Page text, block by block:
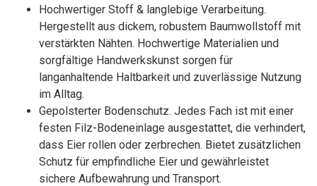
Hochwertiger Stoff & langlebige Verarbeitung.
Hergestellt aus dickem, robustem Baumwollstoff mit
verstärkten Nähten. Hochwertige Materialien und
sorgfältige Handwerkskunst sorgen für
langanhaltende Haltbarkeit und zuverlässige Nutzung
im Alltag.
Gepolsterter Bodenschutz. Jedes Fach ist mit einer
festen Filz-Bodeneinlage ausgestattet, die verhindert,
dass Eier rollen oder zerbrechen. Bietet zusätzlichen
Schutz für empfindliche Eier und gewährleistet
sichere Aufbewahrung und Transport.